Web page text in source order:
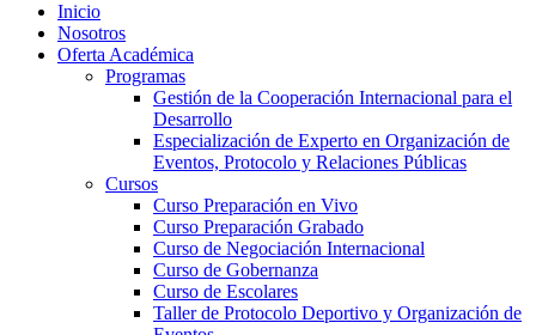
Inicio
Nosotros
Oferta Académica
Programas
Gestión de la Cooperación Internacional para el
Desarrollo
Especialización de Experto en Organización de
Eventos, Protocolo y Relaciones Públicas
Cursos
Curso Preparación en Vivo
Curso Preparación Grabado
Curso de Negociación Internacional
Curso de Gobernanza
Curso de Escolares
Taller de Protocolo Deportivo y Organización de